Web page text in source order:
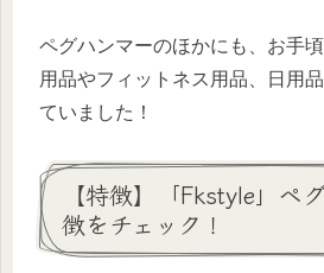
ペグハンマーのほかにも、お手
用品やフィットネス用品、日用
ていました！
【特徴】「Fkstyle」ペ
徴をチェック！